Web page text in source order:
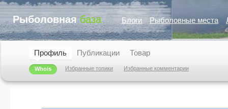
Рыболовная база Блоги Рыболовные места
Профиль
Whois Избранные топики Избранные комментарии
Публикации Товар